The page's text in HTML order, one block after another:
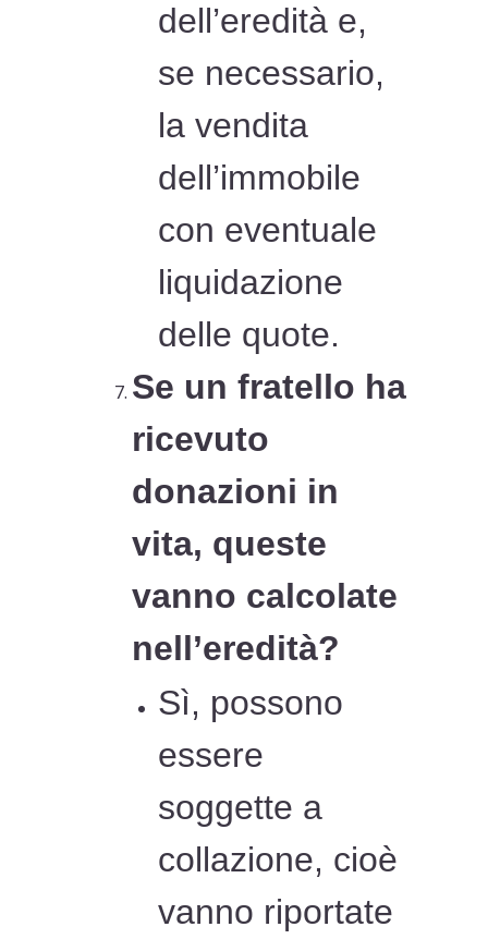
dell’eredità e,
se necessario,
la vendita
dell’immobile
con eventuale
liquidazione
delle quote.
Se un fratello ha
ricevuto
donazioni in
vita, queste
vanno calcolate
nell’eredità?
Sì, possono
essere
soggette a
collazione, cioè
vanno riportate